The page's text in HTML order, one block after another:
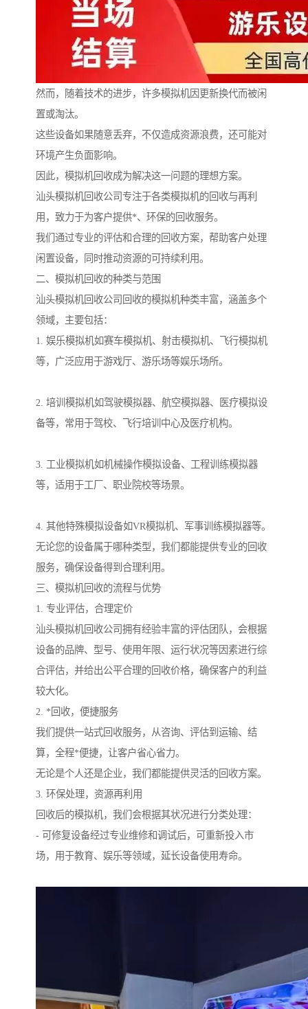
然而，随着技术的进步，许多模拟机因更新换代而被闲
置或淘汰。
这些设备如果随意丢弃，不仅造成资源浪费，还可能对
环境产生负面影响。
因此，模拟机回收成为解决这一问题的理想方案。
汕头模拟机回收公司专注于各类模拟机的回收与再利
用，致力于为客户提供*、环保的回收服务。
我们通过专业的评估和合理的回收方案，帮助客户处理
闲置设备，同时推动资源的可持续利用。
二、模拟机回收的种类与范围
汕头模拟机回收公司回收的模拟机种类丰富，涵盖多个
领域，主要包括：
1. 娱乐模拟机如赛车模拟机、射击模拟机、飞行模拟机
等，广泛应用于游戏厅、游乐场等娱乐场所。
2. 培训模拟机如驾驶模拟器、航空模拟器、医疗模拟设
备等，常用于驾校、飞行培训中心及医疗机构。
3. 工业模拟机如机械操作模拟设备、工程训练模拟器
等，适用于工厂、职业院校等场景。
4. 其他特殊模拟设备如VR模拟机、军事训练模拟器等。
无论您的设备属于哪种类型，我们都能提供专业的回收
服务，确保设备得到合理利用。
三、模拟机回收的流程与优势
1. 专业评估，合理定价
汕头模拟机回收公司拥有经验丰富的评估团队，会根据
设备的品牌、型号、使用年限、运行状况等因素进行综
合评估，并给出公平合理的回收价格，确保客户的利益
较大化。
2. *回收，便捷服务
我们提供一站式回收服务，从咨询、评估到运输、结
算，全程*便捷，让客户省心省力。
无论是个人还是企业，我们都能提供灵活的回收方案。
3. 环保处理，资源再利用
回收后的模拟机，我们会根据其状况进行分类处理：
- 可修复设备经过专业维修和调试后，可重新投入市
场，用于教育、娱乐等领域，延长设备使用寿命。